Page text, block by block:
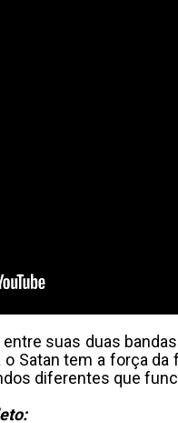
suas duas
Satan tem a força
diferentes que